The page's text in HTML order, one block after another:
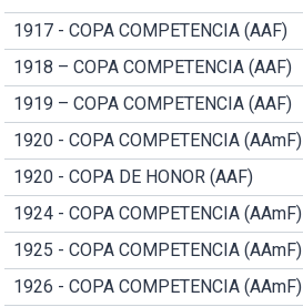
1917 - COPA COMPETENCIA (AAF)
1918 – COPA COMPETENCIA (AAF)
1919 – COPA COMPETENCIA (AAF)
1920 - COPA COMPETENCIA (AAmF)
1920 - COPA DE HONOR (AAF)
1924 - COPA COMPETENCIA (AAmF)
1925 - COPA COMPETENCIA (AAmF)
1926 - COPA COMPETENCIA (AAmF)